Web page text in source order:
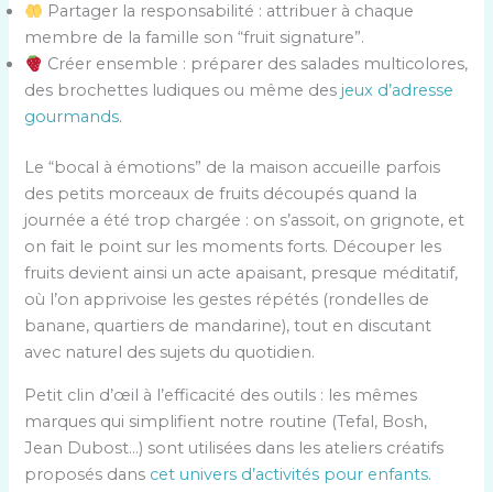
Partager la responsabilité : attribuer à chaque
membre de la famille son “fruit signature”.
Créer ensemble : préparer des salades multicolores,
des brochettes ludiques ou même des jeux d’adresse
gourmands.
Le “bocal à émotions” de la maison accueille parfois
des petits morceaux de fruits découpés quand la
journée a été trop chargée : on s’assoit, on grignote, et
on fait le point sur les moments forts. Découper les
fruits devient ainsi un acte apaisant, presque méditatif,
où l’on apprivoise les gestes répétés (rondelles de
banane, quartiers de mandarine), tout en discutant
avec naturel des sujets du quotidien.
Petit clin d’œil à l’efficacité des outils : les mêmes
marques qui simplifient notre routine (Tefal, Bosh,
Jean Dubost…) sont utilisées dans les ateliers créatifs
proposés dans cet univers d’activités pour enfants.